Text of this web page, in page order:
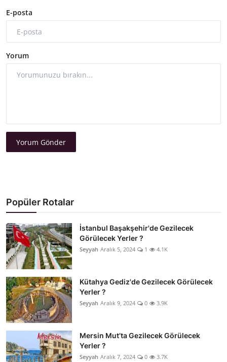
E-posta
Yorum
Yorum Gönder
Popüler Rotalar
İstanbul Başakşehir'de Gezilecek
Görülecek Yerler ?
Seyyah Aralık 5, 2024 1 4.1K
Kütahya Gediz'de Gezilecek Görülecek
Yerler ?
Seyyah Aralık 9, 2024 0 3.9K
Mersin Mut’ta Gezilecek Görülecek
Yerler ?
Seyyah Aralık 7, 2024 0 3.7K